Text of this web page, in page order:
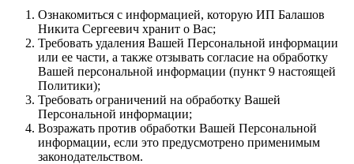
Ознакомиться с информацией, которую ИП Балашов
Никита Сергеевич хранит о Вас;
Требовать удаления Вашей Персональной информации
или ее части, а также отзывать согласие на обработку
Вашей персональной информации (пункт 9 настоящей
Политики);
Требовать ограничений на обработку Вашей
Персональной информации;
Возражать против обработки Вашей Персональной
информации, если это предусмотрено применимым
законодательством.